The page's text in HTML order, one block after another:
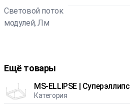
Световой поток
модулей, Лм
Ещё товары
MS-ELLIPSE | Суперэллипс
Категория